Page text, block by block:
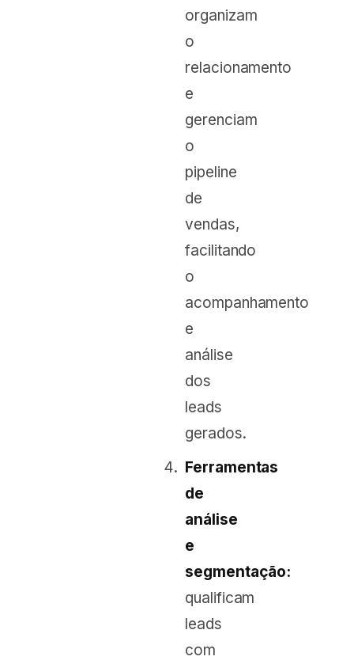
organizam
o
relacionamento
e
gerenciam
o
pipeline
de
vendas,
facilitando
o
acompanhamento
e
análise
dos
leads
gerados.
Ferramentas
de
análise
e
segmentação:
qualificam
leads
com